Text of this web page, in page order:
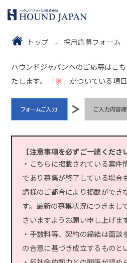
トップ 採用応募フォーム
ハウンドジャパンへのご応募はこ
たします。 「※ 」がついている項
【注意事項を必ずご一読くださ
・こちらに掲載されている案件
であり募集が終了している場合
請様のご都合により掲載ができ
す。最新の募集状況につきまし
さいますようお願い申し上げます
・手数料等、契約の締結は面談
の合意に基づき成立するものと